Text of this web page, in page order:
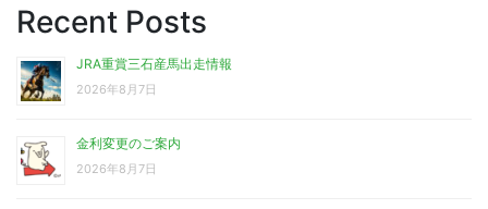
Recent Posts
JRA重賞三石産馬出走情報
2026年8月7日
金利変更のご案内
2026年8月7日